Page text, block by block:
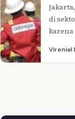
di
karena
Virenial